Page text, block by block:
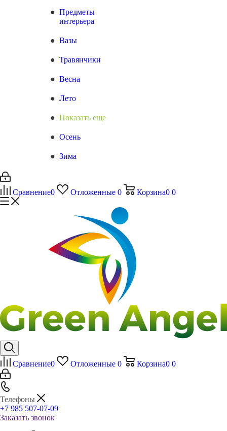
Предметы
интерьера
Вазы
Травянчики
Весна
Лето
Показать еще
Осень
Зима
Сравнение0 Отложенные 0 Корзина0 0
Сравнение0 Отложенные 0 Корзина0 0
Телефоны
+7 985 507-07-09
Заказать звонок